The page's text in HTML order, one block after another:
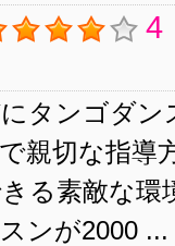
4
タンゴダン
親切な指導
る素敵な環
ンが2000 ...